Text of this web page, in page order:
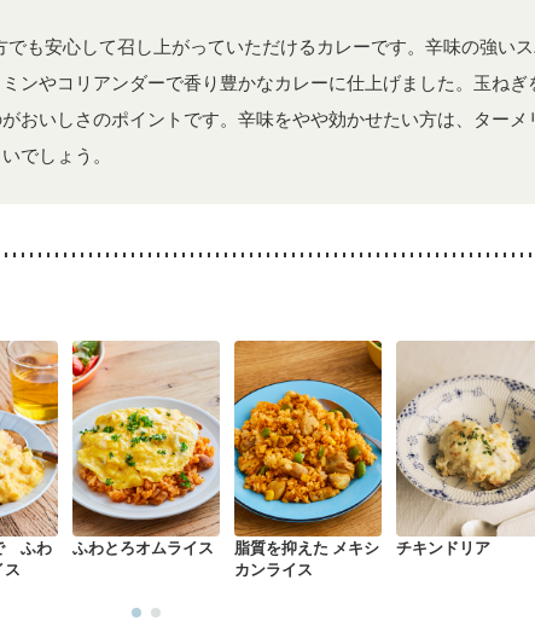
も安心して召し上がっていただけるカレーです。辛味の強い
ンやコリアンダーで香り豊かなカレーに仕上げました。玉ねぎ
おいしさのポイントです。辛味をやや効かせたい方は、ターメ
でしょう。
ふわ
ス
ふわとろオムライス
脂質を抑えた メキシ
カンライス
チキンドリア